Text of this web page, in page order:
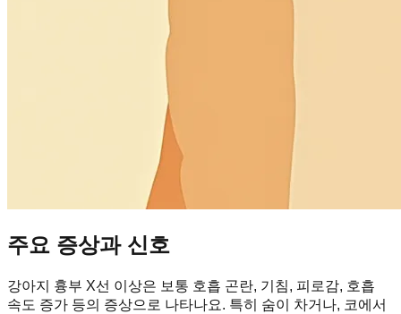
주요 증상과 신호
강아지 흉부 X선 이상은 보통 호흡 곤란, 기침, 피로감, 호흡
속도 증가 등의 증상으로 나타나요. 특히 숨이 차거나, 코에서